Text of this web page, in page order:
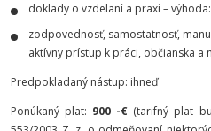
doklady o vzdelaní a praxi –
zodpovednosť, samostatnosť,
aktívny prístup k práci, občianska a
Predpokladaný nástup: ihneď
Ponúkaný plat: 900 -€ (tarifný plat